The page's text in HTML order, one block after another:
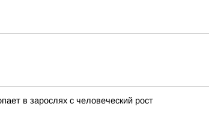
в зарослях с человеческий рост